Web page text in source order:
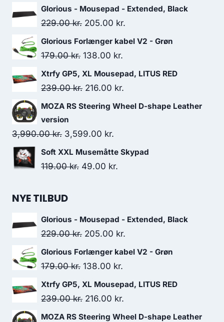
Glorious - Mousepad - Extended, Black
229.00kr. Original
price
was:
205.00 kr.
price
Glorious Forlænger kabel V2 - Grøn
179.00kr. Original
price
was:
138.00 kr.
price
Xtrfy GP5, XL Mousepad, LITUS RED
239.00kr. Original
price
239.00 kr..
216.00 kr.
price
MOZA RS Steering Wheel D-shape Leather
version
3,990.00kr. Original
price
was:
3,599.00 kr.
price
is:
Soft XXL Musemåtte Skypad
119.00kr. Original
49.00 kr.
NYE TILBUD
Glorious - Mousepad - Extended, Black
229.00kr. Original
price
was:
205.00 kr.
price
Glorious Forlænger kabel V2 - Grøn
179.00kr. Original
price
was:
138.00 kr.
price
Xtrfy GP5, XL Mousepad, LITUS RED
239.00kr. Original
price
216.00 kr.
price
MOZA RS Steering Wheel D-shape Leather